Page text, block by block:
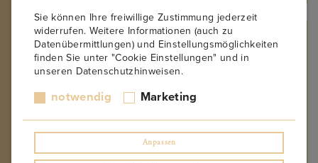
LAND
Kroatien
Argentinien
Australien
Deutschland
Italien
Sie können Ihre freiwillige Zustimmung jederzeit
widerrufen. Weitere Informationen (auch zu
Datenübermittlungen) und Einstellungsmöglichkeiten
finden Sie unter "Cookie Einstellungen" und in
unseren Datenschutzhinweisen.
notwendig Marketing
Anpassen